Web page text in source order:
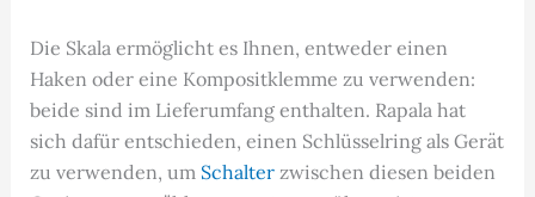
Die Skala ermöglicht es Ihnen, entweder einen
Haken oder eine Kompositklemme zu verwenden:
beide sind im Lieferumfang enthalten. Rapala hat
sich dafür entschieden, einen Schlüsselring als Gerät
zu verwenden, um Schalterzwischen diesen beiden